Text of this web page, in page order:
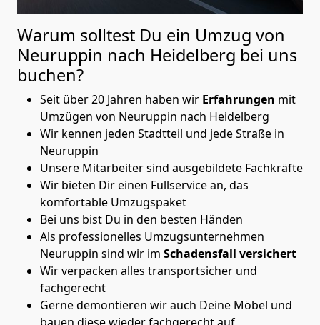
Warum solltest Du ein Umzug von
Neuruppin nach Heidelberg bei uns
buchen?
Seit über 20 Jahren haben wir Erfahrungen mit
Umzügen von Neuruppin nach Heidelberg
Wir kennen jeden Stadtteil und jede Straße in
Neuruppin
Unsere Mitarbeiter sind ausgebildete Fachkräfte
Wir bieten Dir einen Fullservice an, das
komfortable Umzugspaket
Bei uns bist Du in den besten Händen
Als professionelles Umzugsunternehmen
Neuruppin sind wir im Schadensfall versichert
Wir verpacken alles transportsicher und
fachgerecht
Gerne demontieren wir auch Deine Möbel und